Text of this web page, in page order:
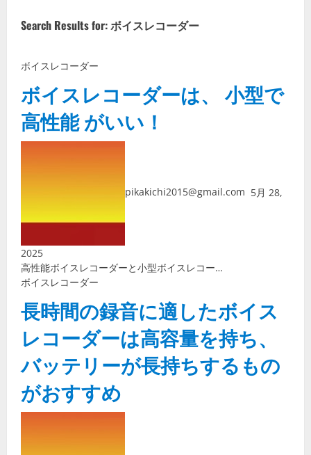
Search Results for: ボイスレコーダー
ボイスレコーダー
ボイスレコーダーは、 小型で
高性能 がいい！
pikakichi2015@gmail.com 5月 28,
2025
高性能ボイスレコーダーと小型ボイスレコー…
ボイスレコーダー
長時間の録音に適したボイス
レコーダーは高容量を持ち、
バッテリーが長持ちするもの
がおすすめ